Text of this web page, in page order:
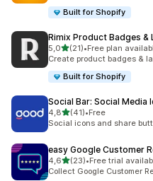
Built for Shopify
Rimix Product Badges &
5,05 yıldız üzerinden
(21)
toplam 21 değerlendirme
•Free plan
Create product badges &
Built for Shopify
Social Bar: Social Media
4,85 yıldız üzerinden
(41)
toplam 41 değerlendirme
•Free
Social icons and share
easy Google Customer
4,65 yıldız üzerinden
(23)
toplam 23 değerlendirme
•Free trial
Collect Google Customer